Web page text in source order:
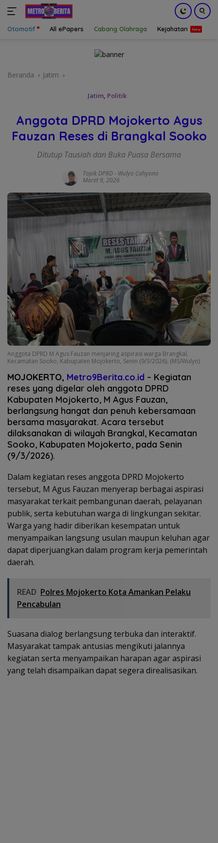
Otomotif All ePapers Cabang Olahraga Kejahatan
Beranda Jatim
Jatim, Politik
Anggota DPRD Mojokerto Agus
Fauzan Reses di Brangkal Sooko
Ditutup Tausiah dan Buka Puasa Bersama
Topik DPRD- Wulyo Cahyono
Maret 9, 2026
Anggota DPRD M Agus Fauzan menjaring aspirasi warga Brangkal,
Kecamatan Sooko, Kabupaten Mojokerto, Senin (9/3/2026). (MS/Wulyo)
MOJOKERTO, Metro9Berita.co.id – Kegiatan
reses yang digelar oleh anggota DPRD
Kabupaten Mojokerto, M Agus Fauzan,
berlangsung hangat dan penuh kebersamaan
bersama masyarakat. Acara tersebut
dilaksanakan di wilayah Brangkal, Kecamatan
Sooko, Kabupaten Mojokerto, pada Senin
(9/3/2026).
Dalam kegiatan reses anggota DPRD Mojokerto
tersebut, M Agus Fauzan menyerap berbagai aspirasi
masyarakat terkait pembangunan daerah, pelayanan
publik, serta kebutuhan warga di lingkungan sekitar.
Warga yang hadir diberikan kesempatan untuk
menyampaikan langsung usulan maupun keluhan agar
dapat diperjuangkan dalam program kerja pemerintah
daerah.
READ Polres Mojokerto Kota Amankan Pelaku
Pencabulan
Suasana dialog berlangsung terbuka dan interaktif.
Masyarakat tampak antusias mengikuti jalannya
kegiatan serta menyampaikan harapan agar aspirasi
yang telah disampaikan dapat segera direalisasikan.